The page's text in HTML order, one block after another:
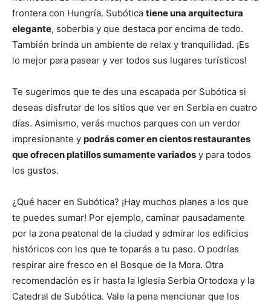
frontera con Hungría. Subótica tiene una arquitectura
elegante, soberbia y que destaca por encima de todo.
También brinda un ambiente de relax y tranquilidad. ¡Es
lo mejor para pasear y ver todos sus lugares turísticos!
Te sugerimos que te des una escapada por Subótica si
deseas disfrutar de los sitios que ver en Serbia en cuatro
días. Asimismo, verás muchos parques con un verdor
impresionante y podrás comer en cientos restaurantes
que ofrecen platillos sumamente variados y para todos
los gustos.
¿Qué hacer en Subótica? ¡Hay muchos planes a los que
te puedes sumar! Por ejemplo, caminar pausadamente
por la zona peatonal de la ciudad y admirar los edificios
históricos con los que te toparás a tu paso. O podrías
respirar aire fresco en el Bosque de la Mora. Otra
recomendación es ir hasta la Iglesia Serbia Ortodoxa y la
Catedral de Subótica. Vale la pena mencionar que los